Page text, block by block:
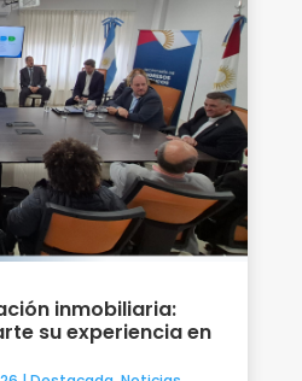
inmobiliaria:
su experiencia en